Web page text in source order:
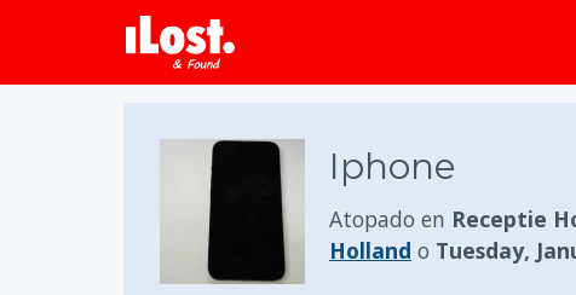
Iphone
Atopado en Receptie
Holland o Tuesday,